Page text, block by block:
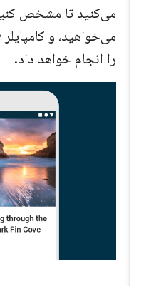
می‌کنید تا مشخص کنید
را انجام خواهد داد.